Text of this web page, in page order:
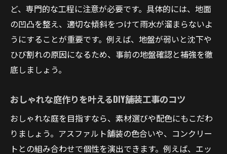
ど、専門的な工程に注意が必要です。具体的には、地面
の凹凸を整え、適切な傾斜をつけて雨水が溜まらないよ
うにすることが重要です。例えば、地盤が弱いと沈下や
ひび割れの原因になるため、事前の地盤確認と補強を徹
底しましょう。
おしゃれな庭作りを叶えるDIY舗装工事のコツ
おしゃれな庭を目指すなら、素材選びや配色にもこだわ
りましょう。アスファルト舗装の色合いや、コンクリー
トとの組み合わせで個性を演出できます。例えば、エッ